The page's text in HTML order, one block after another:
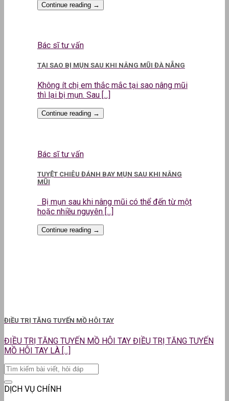
Continue reading →
Bác sĩ tư vấn
TẠI SAO BỊ MỤN SAU KHI NÂNG MŨI ĐÀ NẴNG
Không ít chị em thắc mắc tại sao nâng mũi
thì lại bị mụn. Sau [...]
Continue reading →
Bác sĩ tư vấn
TUYỆT CHIÊU ĐÁNH BAY MỤN SAU KHI NÂNG
MŨI
Bị mụn sau khi nâng mũi có thể đến từ một
hoặc nhiều nguyên [...]
Continue reading →
ĐIỀU TRỊ TĂNG TUYẾN MỒ HÔI TAY
ĐIỀU TRỊ TĂNG TUYẾN MỒ HÔI TAY ĐIỀU TRỊ TĂNG TUYẾN
MỒ HÔI TAY LÀ [...]
DỊCH VỤ CHÍNH